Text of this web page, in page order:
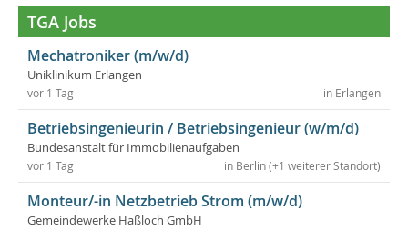
TGA Jobs
Mechatroniker (m/w/d)
Uniklinikum Erlangen
in Erlangen
vor 1 Tag
Betriebsingenieurin / Betriebsingenieur (w/m/d)
Bundesanstalt für Immobilienaufgaben
in Berlin (+1 weiterer Standort)
vor 1 Tag
Monteur/-in Netzbetrieb Strom (m/w/d)
Gemeindewerke Haßloch GmbH